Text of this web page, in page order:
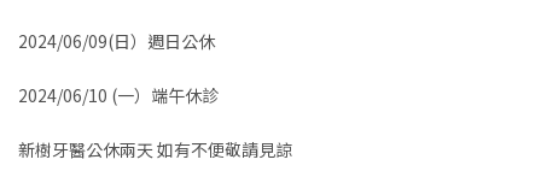
2024/06/09(日）週日公休
2024/06/10 (一）端午休診
新樹牙醫公休兩天 如有不便敬請見諒